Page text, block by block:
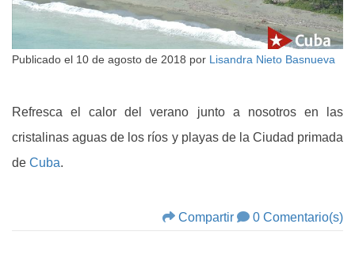
Publicado el 10 de agosto de 2018 por Lisandra Nieto Basnueva
Refresca el calor del verano junto a nosotros en las
cristalinas aguas de los ríos y playas de la Ciudad primada
de Cuba.
Compartir 0 Comentario(s)